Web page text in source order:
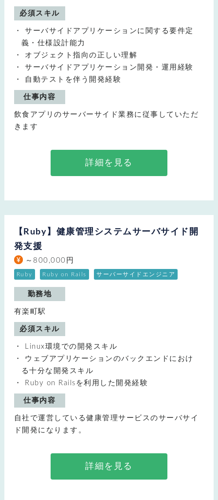
必須スキル
サーバサイドアプリケーションに関する要件定
義・仕様設計能力
オブジェクト指向の正しい理解
サーバサイドアプリケーション開発・運用経験
自動テストを伴う開発経験
仕事内容
飲食アプリのサーバーサイド業務に従事していただ
きます
詳細を見る
【Ruby】健康管理システムサーバサイド開
発支援
～800,000円
Ruby Ruby on Rails サーバーサイドエンジニア
勤務地
有楽町駅
必須スキル
Linux環境での開発スキル
ウェブアプリケーションのバックエンドにおけ
る十分な開発スキル
Ruby on Railsを利用した開発経験
仕事内容
自社で運営している健康管理サービスのサーバサイ
ド開発になります。
詳細を見る